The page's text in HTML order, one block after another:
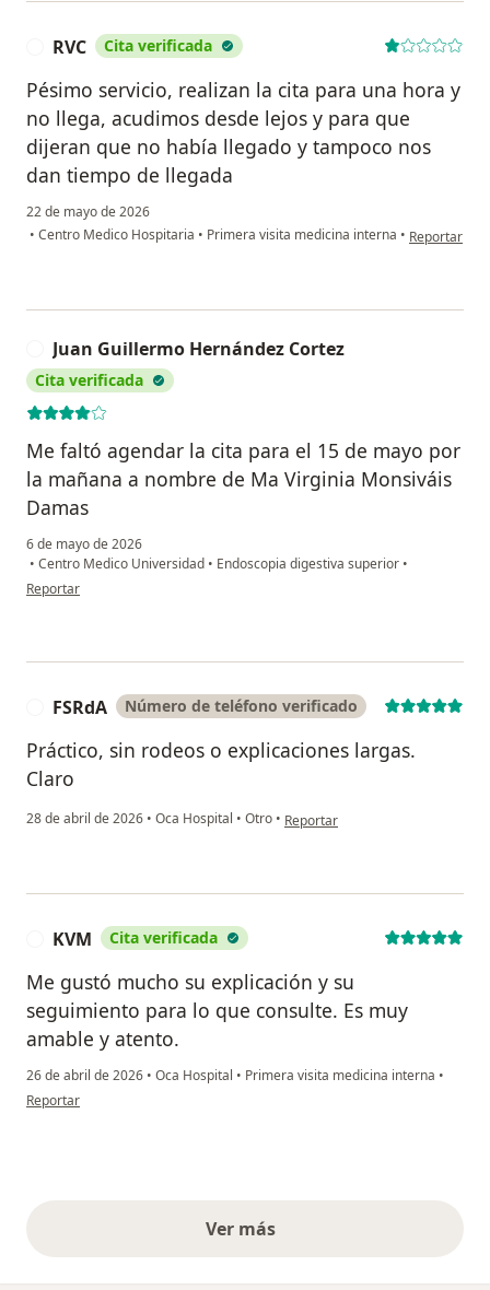
RVC Cita verificada
Pésimo servicio, realizan la cita para una hora y
no llega, acudimos desde lejos y para que
dijeran que no había llegado y tampoco nos
dan tiempo de llegada
22 de mayo de 2026
• Centro Medico Hospitaria • Primera visita medicina interna • en opinión
Reportar
Juan Guillermo Hernández Cortez
Cita verificada
Me faltó agendar la cita para el 15 de mayo por
la mañana a nombre de Ma Virginia Monsiváis
Damas
6 de mayo de 2026
• Centro Medico Universidad • Endoscopia digestiva superior •
en opinión del usuario Juan Guillermo Hernández Cortez
Reportar
FSRdA Número de teléfono verificado
Práctico, sin rodeos o explicaciones largas.
Claro
28 de abril de 2026 • Oca Hospital • Otro • en opinión del usuario FSRdA
Reportar
KVM Cita verificada
Me gustó mucho su explicación y su
seguimiento para lo que consulte. Es muy
amable y atento.
26 de abril de 2026 • Oca Hospital • Primera visita medicina interna •
en opinión del usuario KVM
Reportar
Ver másopiniones anteriores